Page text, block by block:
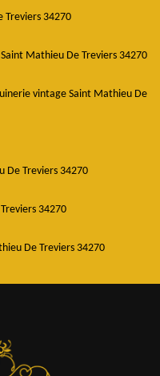
Treviers 34270
Mathieu De Treviers 34270
vintage Saint Mathieu De
De Treviers 34270
34270
De Treviers 34270